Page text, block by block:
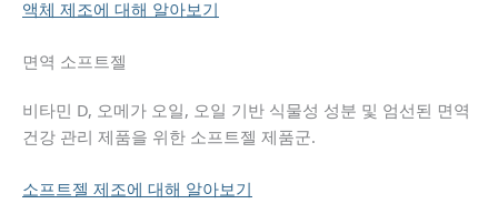
액체 제조에 대해 알아보기
면역 소프트젤
비타민 D, 오메가 오일, 오일 기반 식물성 성분 및 엄선된 면역
건강 관리 제품을 위한 소프트젤 제품군.
소프트젤 제조에 대해 알아보기